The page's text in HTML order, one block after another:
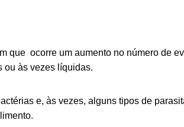
que ocorre um aumento no número de
ou às vezes líquidas.
e, às vezes, alguns tipos de